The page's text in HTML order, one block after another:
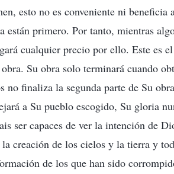
esto no es conveniente ni beneficia
primero. Por tanto, mientras
cualquier precio por ello. Este es
Su obra solo terminará cuando
finaliza la segunda parte de Su
a Su pueblo escogido, Su gloria
ser capaces de ver la intención de
creación de los cielos y la tierra y
de los que han sido